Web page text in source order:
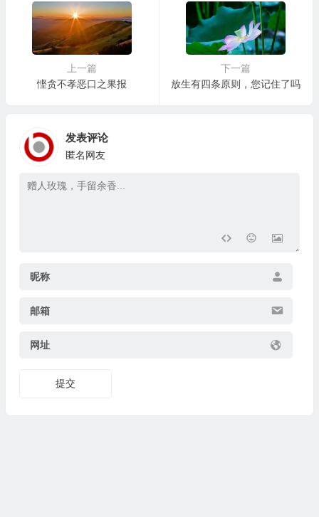
上一篇
悭贪不孝恶口之果报
下一篇
放生有四条原则，您记住了吗
发表评论
匿名网友
昵称
邮箱
网址
提交